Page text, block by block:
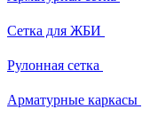
Сетка для ЖБИ
Рулонная сетка
Арматурные каркасы